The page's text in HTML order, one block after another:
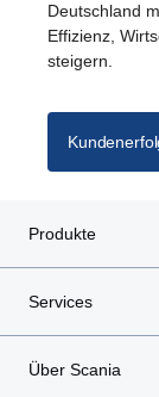
Deutschland
Effizienz,
steigern.
Produkte
Services
Über Scania